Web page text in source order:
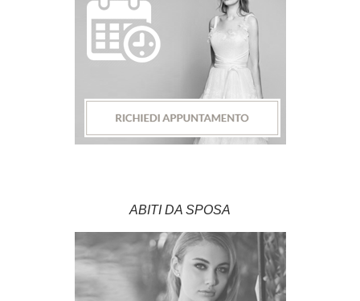
ABITI DA SPOSA